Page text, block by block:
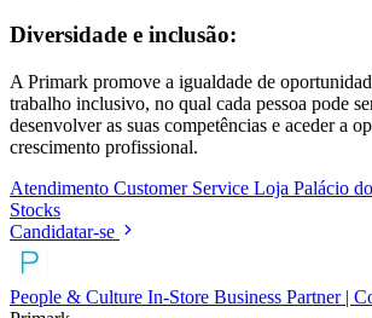
Diversidade e inclusão:
A Primark promove a igualdade de
trabalho inclusivo, no qual cada pessoa pode
desenvolver as suas competências e aceder a
crescimento profissional.
Atendimento Customer Service Loja Palácio
Stocks
Candidatar-se
People & Culture In-Store Business Partner |